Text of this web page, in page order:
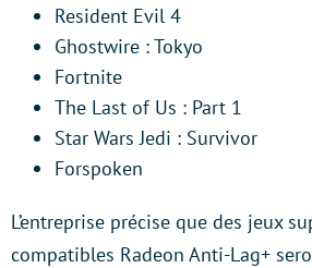
Resident Evil 4
Ghostwire : Tokyo
Fortnite
The Last of Us : Part 1
Star Wars Jedi : Survivor
Forspoken
L’entreprise précise que des jeux
compatibles Radeon Anti-Lag+